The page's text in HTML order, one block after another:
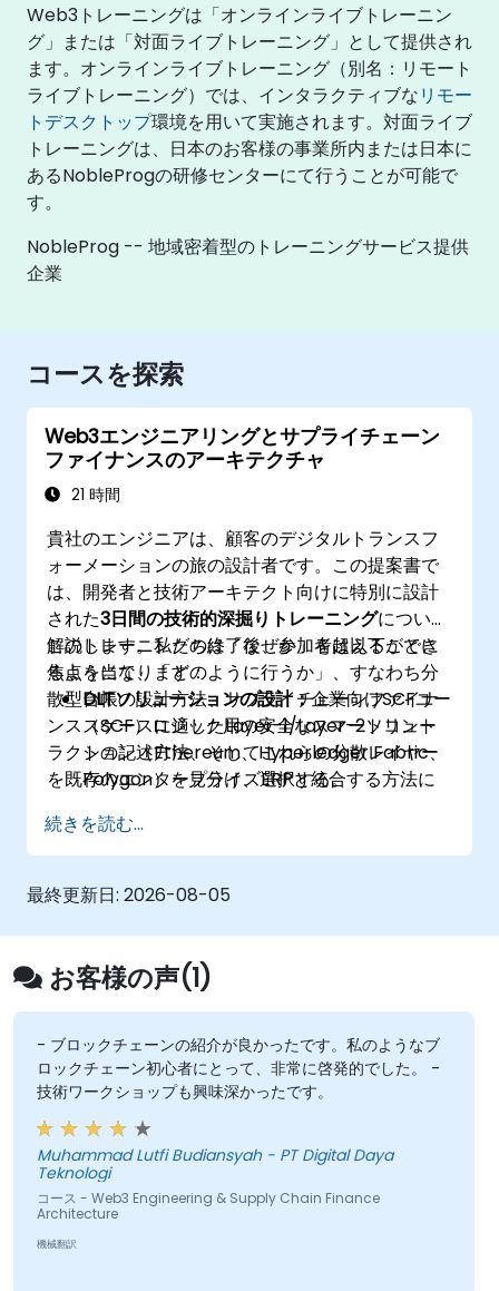
Web3トレーニングは「オンラインライブトレーニン
グ」または「対面ライブトレーニング」として提供され
ます。オンラインライブトレーニング（別名：リモート
ライブトレーニング）では、インタラクティブなリモー
トデスクトップ環境を用いて実施されます。対面ライブ
トレーニングは、日本のお客様の事業所内または日本に
あるNobleProgの研修センターにて行うことが可能で
す。
NobleProg -- 地域密着型のトレーニングサービス提供
企業
コースを探索
Web3エンジニアリングとサプライチェーン
ファイナンスのアーキテクチャ
21 時間
貴社のエンジニアは、顧客のデジタルトランスフ
ォーメーションの旅の設計者です。この提案書で
は、開発者と技術アーキテクト向けに特別に設計
された3日間の技術的深掘りトレーニングについて
解説します。私たちは「なぜか」を超えることに
焦点を当て、「どのように行うか」、すなわち分
散型台帳の設計方法、サプライチェーンファイナ
ンス（SCF）ロジック用の安全なスマートコント
ラクトの記述方法、そしてこれらの分散レイヤー
を既存のエンタープライズERPと統合する方法に
このトレーニングの終了後、参加者は以下ができ
るようになります：
DLTソリューションの設計：企業向けSCFユー
スケースに適したLayer-1/Layer-2ソリュー
ション（Ethereum、Hyperledger Fabric、
Polygon）を見分け、選択する。
グ、請求書承認、決済を自動化するスマート
コントラクト（例：SolidityやChaincode）
を書き、コンパイルし、デプロイする。
1155のトークン標準をエンジニアリングし、
現実世界のアセット（請求書や在庫）をオン
チェーンで表現する。
Web2とWeb3の橋渡し：オーラクル（例：
Chainlink）を使用して統合レイヤーを設計
し、オフチェーンデータ（ロジスティクスAPI
など）を取得してオンチェーン決済を発動さ
せる。
続きを読む...
最終更新日: 2026-08-05
お客様の声(1)
- ブロックチェーンの紹介が良かったです。私のようなブ
ロックチェーン初心者にとって、非常に啓発的でした。 -
技術ワークショップも興味深かったです。
Muhammad Lutfi Budiansyah - PT Digital Daya
Teknologi
コース - Web3 Engineering & Supply Chain Finance
Architecture
機械翻訳